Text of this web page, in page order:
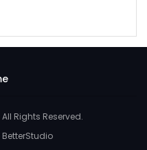
Rights Reserved.
BetterStudio